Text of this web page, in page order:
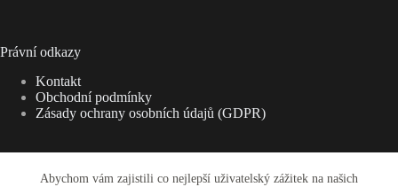
Abychom vám zajistili co nejlepší uživatelský zážitek na našich
Právní odkazy
Kontakt
Obchodní podmínky
Zásady ochrany osobních údajů (GDPR)